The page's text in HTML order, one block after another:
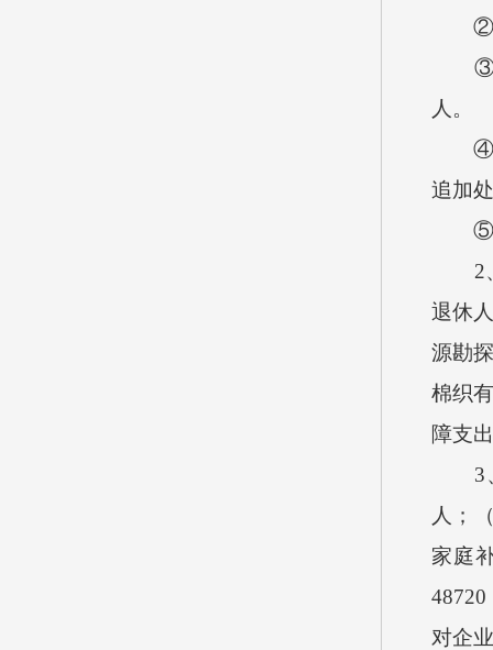
②企
人。
④处
追加
⑤购
2、
退休
源勘
棉织
障支
3、
人；
家庭
对企